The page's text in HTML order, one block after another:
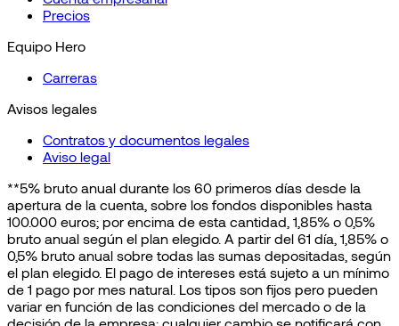
Precios
Equipo Hero
Carreras
Avisos legales
Contratos y documentos legales
Aviso legal
**5% bruto anual durante los 60 primeros días desde la
apertura de la cuenta, sobre los fondos disponibles hasta
100.000 euros; por encima de esta cantidad, 1,85% o 0,5%
bruto anual según el plan elegido. A partir del 61 día, 1,85% o
0,5% bruto anual sobre todas las sumas depositadas, según
el plan elegido. El pago de intereses está sujeto a un mínimo
de 1 pago por mes natural. Los tipos son fijos pero pueden
variar en función de las condiciones del mercado o de la